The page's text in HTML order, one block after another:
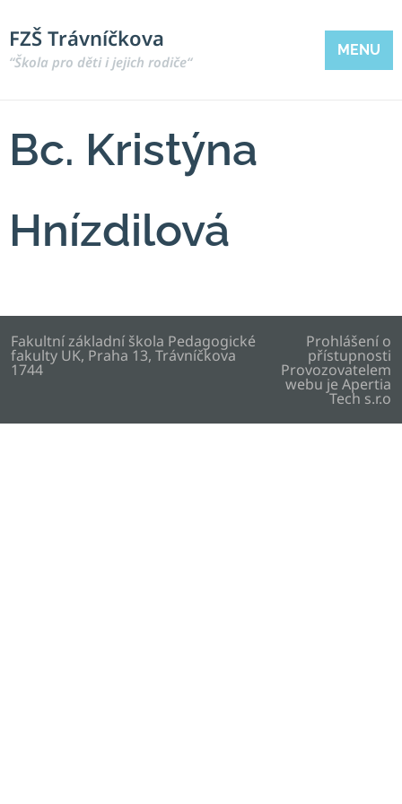
FZŠ Trávníčkova
“Škola pro děti i jejich rodiče“
MENU
Bc. Kristýna
Hnízdilová
Fakultní základní škola Pedagogické
fakulty UK, Praha 13, Trávníčkova
1744
Prohlášení o
přístupnosti
Provozovatelem
webu je Apertia
Tech s.r.o